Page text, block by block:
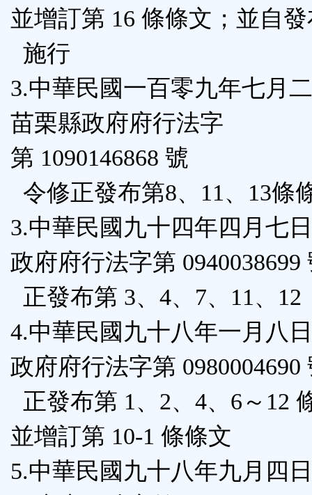
並增訂第 16 條條文；並自
施行
3.中華民國一百零九年七月
苗栗縣政府府行法字
第 1090146868 號
令修正發布第8、11、13條
3.中華民國九十四年四月七
政府府行法字第 0940038699
正發布第 3、4、7、11、
4.中華民國九十八年一月八
政府府行法字第 0980004690
正發布第 1、2、4、6～12
並增訂第 10-1 條條文
5.中華民國九十八年九月四